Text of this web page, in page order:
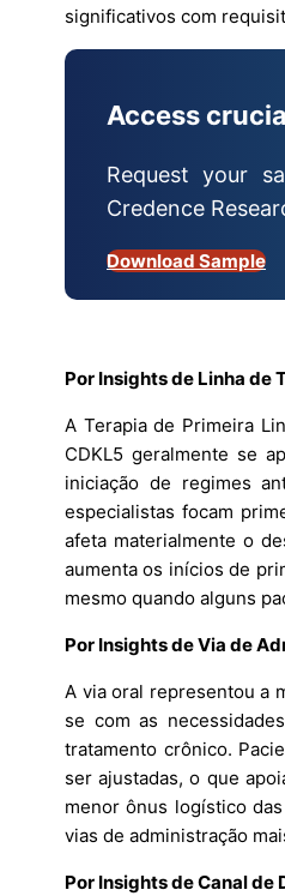
significativos com
Access
Request your
Credence
Download Sample
Por Insights de Linha de
A Terapia de Primeira
CDKL5 geralmente se
iniciação de regimes
especialistas focam
afeta materialmente o
aumenta os inícios de
mesmo quando alguns
Por Insights de Via de
A via oral representou a
se com as
tratamento crônico.
ser ajustadas, o que
menor ônus logístico
vias de administração
Por Insights de Canal de